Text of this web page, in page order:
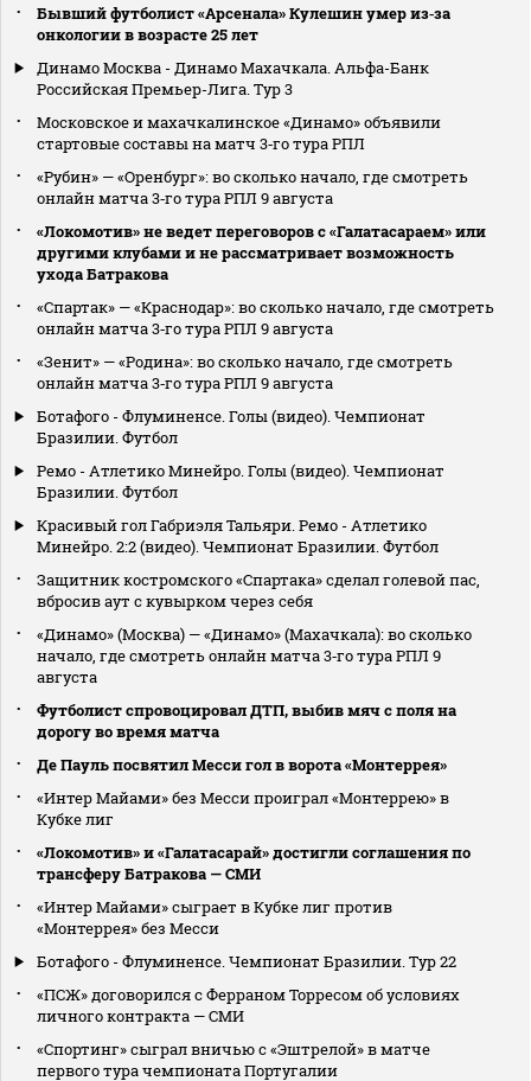
Бывший футболист «Арсенала» Кулешин умер из‑за
онкологии в возрасте 25 лет
Динамо Москва - Динамо Махачкала. Альфа-Банк
Российская Премьер-Лига. Тур 3
Московское и махачкалинское «Динамо» объявили
стартовые составы на матч 3‑го тура РПЛ
«Рубин» — «Оренбург»: во сколько начало, где смотреть
онлайн матча 3‑го тура РПЛ 9 августа
«Локомотив» не ведет переговоров с «Галатасараем» или
другими клубами и не рассматривает возможность
ухода Батракова
«Спартак» — «Краснодар»: во сколько начало, где смотреть
онлайн матча 3‑го тура РПЛ 9 августа
«Зенит» — «Родина»: во сколько начало, где смотреть
онлайн матча 3‑го тура РПЛ 9 августа
Ботафого - Флуминенсе. Голы (видео). Чемпионат
Бразилии. Футбол
Ремо - Атлетико Минейро. Голы (видео). Чемпионат
Бразилии. Футбол
Красивый гол Габриэля Тальяри. Ремо - Атлетико
Минейро. 2:2 (видео). Чемпионат Бразилии. Футбол
Защитник костромского «Спартака» сделал голевой пас,
вбросив аут с кувырком через себя
«Динамо» (Москва) — «Динамо» (Махачкала): во сколько
начало, где смотреть онлайн матча 3‑го тура РПЛ 9
августа
Футболист спровоцировал ДТП, выбив мяч с поля на
дорогу во время матча
Де Пауль посвятил Месси гол в ворота «Монтеррея»
«Интер Майами» без Месси проиграл «Монтеррею» в
Кубке лиг
«Локомотив» и «Галатасарай» достигли соглашения по
трансферу Батракова — СМИ
«Интер Майами» сыграет в Кубке лиг против
«Монтеррея» без Месси
Ботафого - Флуминенсе. Чемпионат Бразилии. Тур 22
«ПСЖ» договорился с Ферраном Торресом об условиях
личного контракта — СМИ
«Спортинг» сыграл вничью с «Эштрелой» в матче
первого тура чемпионата Португалии